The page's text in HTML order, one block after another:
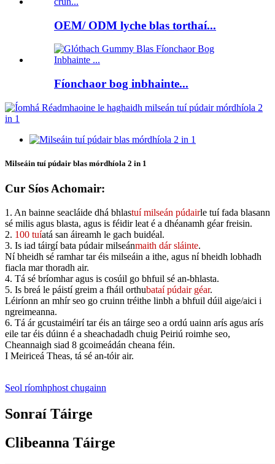
OEM/ ODM lyche blas torthaí...
Fíonchaor bog inbhainte...
Milseáin tuí púdair blas mórdhíola 2 in 1
Cur Síos Achomair:
1. An bainne seacláide dhá bhlastuí milseán púdairle tuí fada blasann
sé milis agus blasta, agus is féidir leat é a dhéanamh géar freisin.
2. 100 tuíatá san áireamh le gach buidéal.
3. Is iad táirgí bata púdair milseánmaith dár sláinte.
Ní bheidh sé ramhar tar éis milseáin a ithe, agus ní bheidh lobhadh
fiacla mar thoradh air.
4. Tá sé bríomhar agus is cosúil go bhfuil sé an-bhlasta.
5. Is breá le páistí greim a fháil orthubataí púdair géar.
Léiríonn an mhír seo go cruinn tréithe linbh a bhfuil dúil aige/aici i
ngreimeanna.
6. Tá ár gcustaiméirí tar éis an táirge seo a ordú uainn arís agus arís
eile tar éis dúinn é a sheachadadh chuig Peiriú roimhe seo,
Cheannaigh siad 8 gcoimeádán cheana féin.
I Meiriceá Theas, tá sé an-tóir air.
Seol ríomhphost chugainn
Sonraí Táirge
Clibeanna Táirge